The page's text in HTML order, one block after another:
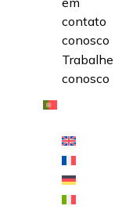
contato
conosco
Trabalhe
conosco